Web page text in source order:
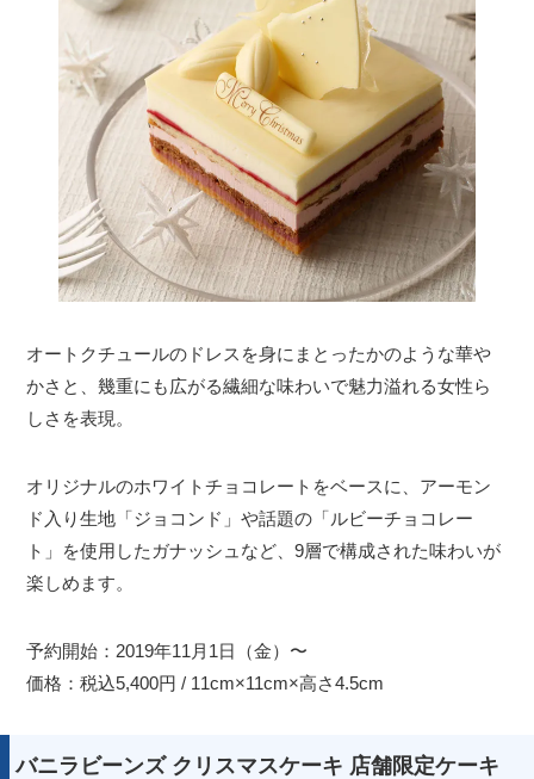
オートクチュールのドレスを身にまとったかのような華や
かさと、幾重にも広がる繊細な味わいで魅力溢れる女性ら
しさを表現。
オリジナルのホワイトチョコレートをベースに、アーモン
ド入り生地「ジョコンド」や話題の「ルビーチョコレー
ト」を使用したガナッシュなど、9層で構成された味わいが
楽しめます。
予約開始：2019年11月1日（金）〜
価格：税込5,400円 / 11cm×11cm×高さ4.5cm
バニラビーンズ クリスマスケーキ 店舗限定ケーキ